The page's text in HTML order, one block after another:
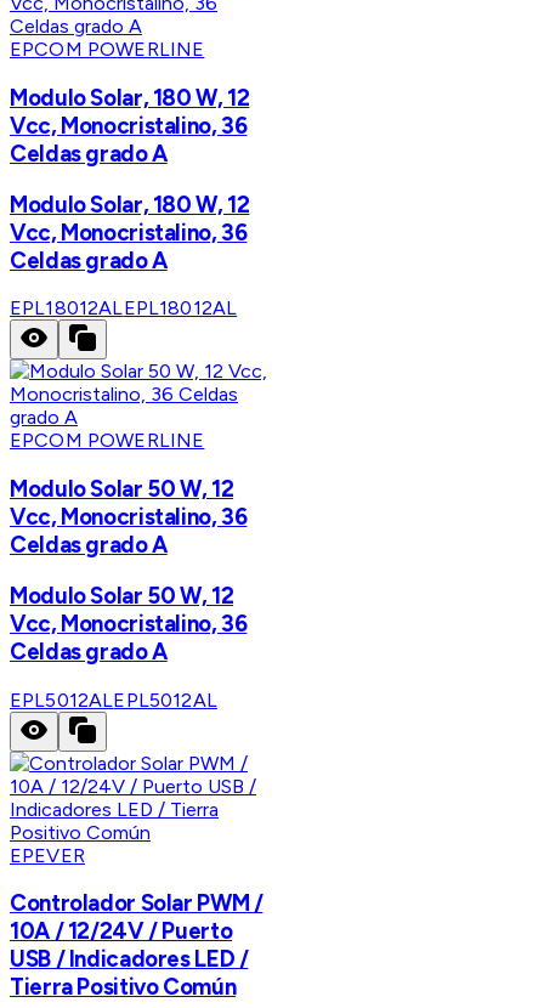
EPCOM POWERLINE
Modulo Solar, 180 W, 12
Vcc, Monocristalino, 36
Celdas grado A
Modulo Solar, 180 W, 12
Vcc, Monocristalino, 36
Celdas grado A
EPL18012ALEPL18012AL
EPCOM POWERLINE
Modulo Solar 50 W, 12
Vcc, Monocristalino, 36
Celdas grado A
Modulo Solar 50 W, 12
Vcc, Monocristalino, 36
Celdas grado A
EPL5012ALEPL5012AL
EPEVER
Controlador Solar PWM /
10A / 12/24V / Puerto
USB / Indicadores LED /
Tierra Positivo Común